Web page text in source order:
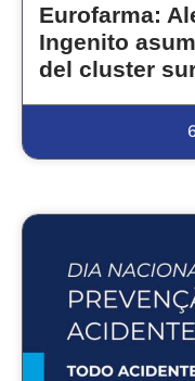
Eurofarma:
Ingenito
del cluster